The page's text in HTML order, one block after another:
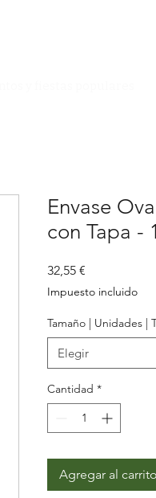
Envase
con Tapa -
32,55 €
Impuesto incluido
Tamaño | Unidades |
Elegir
Cantidad *
Agregar al